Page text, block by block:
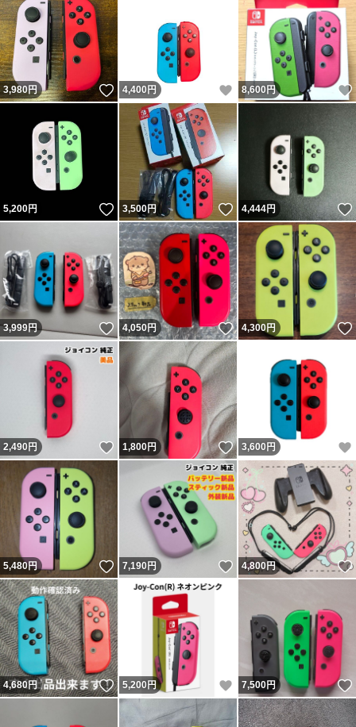
3,980円 いいね！
4,400 円 いいね！
8,600 円
5,200円 いいね！
3,500円 いいね！
4,444円
3,999円 いいね！
4,050円 いいね！
4,300円
2,490円 いいね！
1,800円 いいね！
3,600 円
5,480円 いいね！
7,190円 いいね！
4,800円
4,680円 いいね！
5,200円 いいね！
7,500円